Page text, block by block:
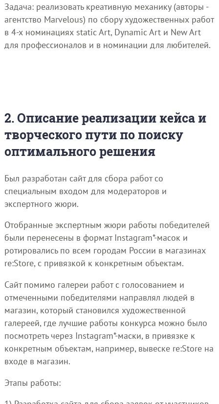
Задача: реализовать креативную механику (авторы -
агентство Marvelous) по сбору художественных работ
в 4-х номинациях static Art, Dynamic Art и New Art
для профессионалов и в номинации для любителей.
2. Описание реализации кейса и
творческого пути по поиску
оптимального решения
Был разработан сайт для сбора работ со
специальным входом для модераторов и
экспертного жюри.
Отобранные экспертным жюри работы победителей
были перенесены в формат Instagram*-масок и
ротировались по всем городам России в магазинах
re:Store, с привязкой к конкретным объектам.
Сайт помимо галереи работ с голосованием и
отмеченными победителями направлял людей в
магазин, который становился художественной
галереей, где лучшие работы конкурса можно было
посмотреть через Instagram*-маски, в привязке к
конкретным объектам, например, вывеске re:Store на
входе в магазин.
Этапы работы: